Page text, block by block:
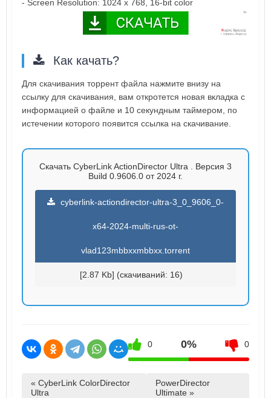
- Screen Resolution: 1024 x 768, 16-bit color
Как качать?
Для скачивания торрент файла нажмите внизу на
ссылку для скачивания, вам откротется новая вкладка с
информацией о файле и 10 секундным таймером, по
истечении которого появится ссылка на скачивание.
Скачать CyberLink ActionDirector Ultra . Версия 3
Build 0.9606.0 от 2024 г.
cyberlink-actiondirector-ultra-3_0_9606_0-
x64-2024-multi-rus-ot-
vlad123mbbxxmbbxx.torrent
[2.87 Kb] (cкачиваний: 16)
0 0% 0
« CyberLink ColorDirector
Ultra
PowerDirector
Ultimate »